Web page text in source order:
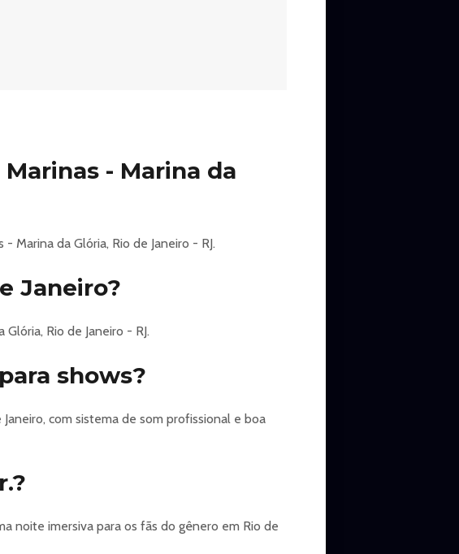
- Marina da
Marina da Glória, Rio de Janeiro - RJ.
Janeiro?
Rio de Janeiro - RJ.
shows?
com sistema de som profissional e boa
noite imersiva para os fãs do gênero em Rio de